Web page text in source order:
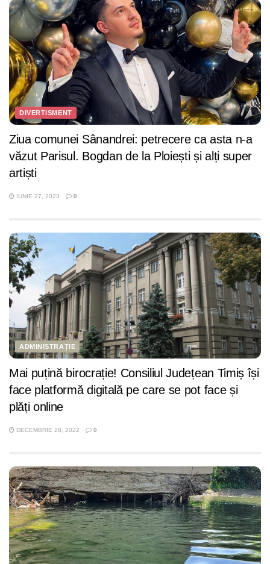
DIVERTISMENT
Ziua comunei Sânandrei: petrecere ca asta n-a
văzut Parisul. Bogdan de la Ploiești și alți super
artiști
IUNIE 27, 2023 0
ADMINISTRAȚIE
Mai puțină birocrație! Consiliul Județean Timiș își
face platformă digitală pe care se pot face și
plăți online
DECEMBRIE 28, 2022 0